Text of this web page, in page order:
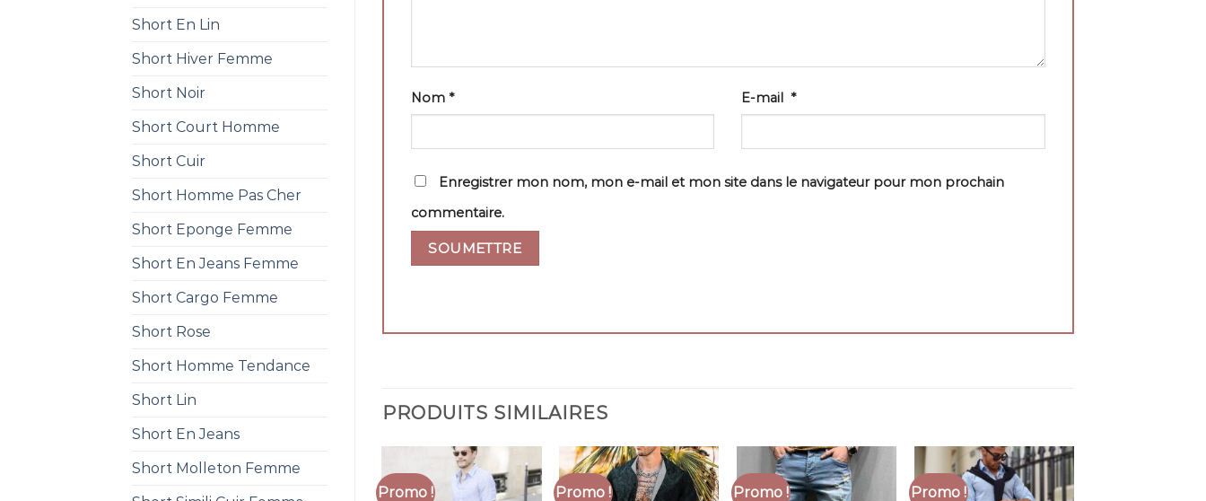
Short En Lin
Short Hiver Femme
Short Noir
Short Court Homme
Short Cuir
Short Homme Pas Cher
Short Eponge Femme
Short En Jeans Femme
Short Cargo Femme
Short Rose
Short Homme Tendance
Short Lin
Short En Jeans
Short Molleton Femme
Nom * E-mail*
Enregistrer mon nom, mon e-mail et mon site dans le navigateur pour mon prochain
commentaire.
PRODUITS SIMILAIRES
Promo ! Promo ! Promo ! Promo !